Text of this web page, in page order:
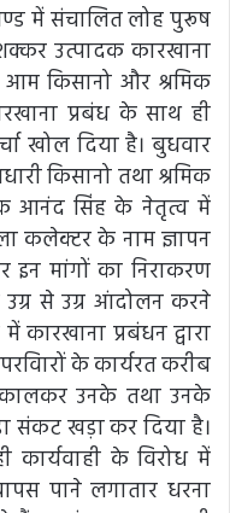
में संचालित लोह पुरूष
उत्पादक कारखाना
आम किसानो और श्रमिक
प्रबंध के साथ ही
खोल दिया है। बुधवार
किसानो तथा श्रमिक
आनंद सिंह के नेतृत्व में
कलेक्टर के नाम ज्ञापन
इन मांगों का निराकरण
से उग्र आंदोलन करने
प्रबंधन द्वारा
के कार्यरत करीब
उनके तथा उनके
संकट खड़ा कर दिया है।
कार्यवाही के विरोध में
पाने लगातार धरना